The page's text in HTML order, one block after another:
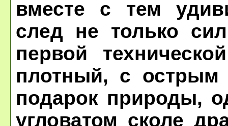
вместе с тем
след не только
первой
плотный, с
подарок природы,
угловатом сколе